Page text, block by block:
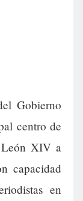
Gobierno
centro de
León XIV a
capacidad
en